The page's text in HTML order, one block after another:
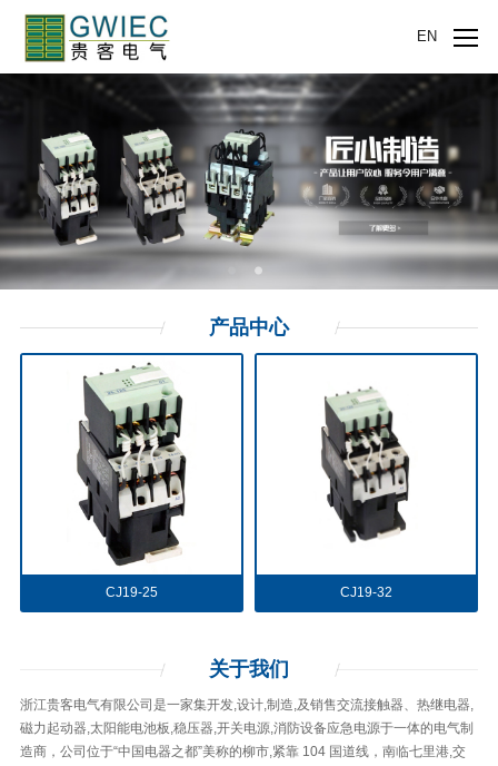
EN
产品中心
CJ19-25 CJ19-32
关于我们
浙江贵客电气有限公司是一家集开发,设计,制造,及销售交流接触器、热继电器,
磁力起动器,太阳能电池板,稳压器,开关电源,消防设备应急电源于一体的电气制
造商，公司位于“中国电器之都”美称的柳市,紧靠 104 国道线，南临七里港,交